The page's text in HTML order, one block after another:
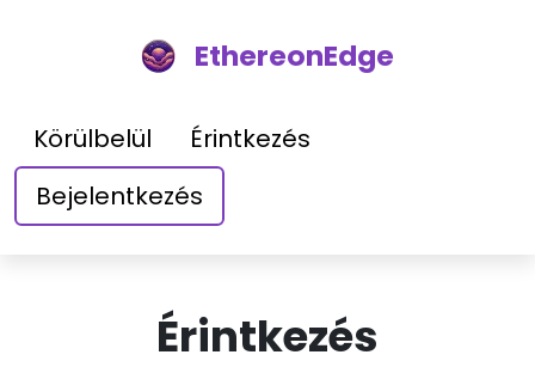
EthereonEdge
Körülbelül
Érintkezés
Bejelentkezés
Érintkezés